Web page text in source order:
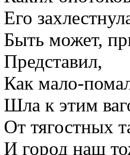
Его
Быть может,
Представил,
Как мало-
Шла к этим
От тягостных
И город наш